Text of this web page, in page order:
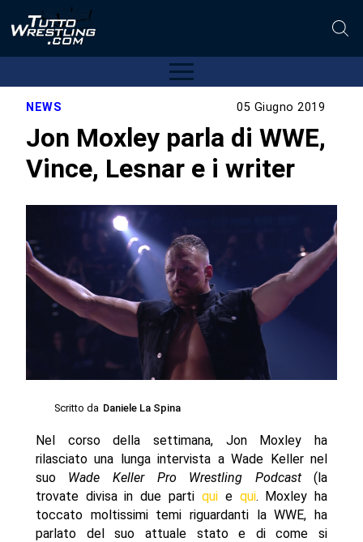
NEWS 05 Giugno 2019
Jon Moxley parla di WWE,
Vince, Lesnar e i writer
Scritto da Daniele La Spina
Nel corso della settimana, Jon Moxley ha
rilasciato una lunga intervista a Wade Keller nel
suo Wade Keller Pro Wrestling Podcast(la
trovate divisa in due parti quie qui. Moxley ha
toccato moltissimi temi riguardanti la WWE, ha
parlato del suo attuale stato e di come si